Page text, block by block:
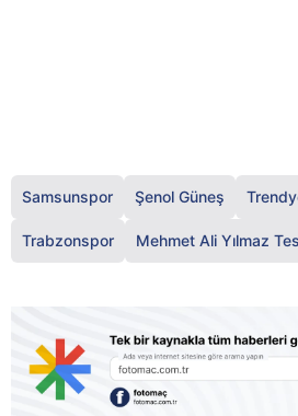
Samsunspor Şenol Güneş
Trabzonspor Mehmet Ali Yılmaz